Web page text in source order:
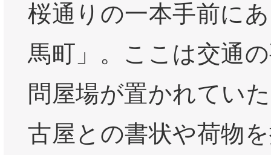
桜通りの一本手前に
馬町」。ここは交通
問屋場が置かれてい
古屋との書状や荷物